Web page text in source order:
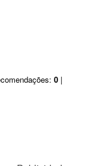
0 |